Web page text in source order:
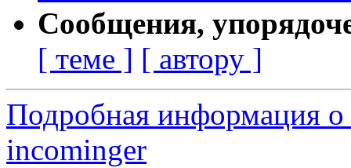
Сообщения,
[ теме ] [ автору ]
Подробная информация о
incominger